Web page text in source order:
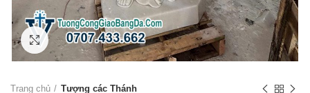
Click to enlarge
Trang chủ Tượng các Thánh